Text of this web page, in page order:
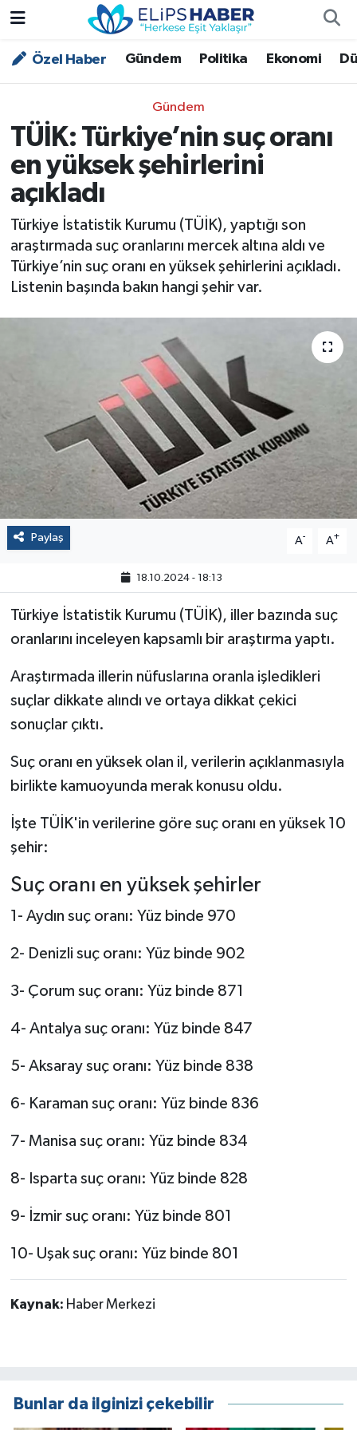
Özel Haber Gündem Politika Ekonomi
Gündem
TÜİK: Türkiye’nin suç oranı
en yüksek şehirlerini
açıkladı
Türkiye İstatistik Kurumu (TÜİK), yaptığı son
araştırmada suç oranlarını mercek altına aldı ve
Türkiye’nin suç oranı en yüksek şehirlerini açıkladı.
Listenin başında bakın hangi şehir var.
Paylaş A- A+
18.10.2024 - 18:13
Türkiye İstatistik Kurumu (TÜİK), iller bazında suç
oranlarını inceleyen kapsamlı bir araştırma yaptı.
Araştırmada illerin nüfuslarına oranla işledikleri
suçlar dikkate alındı ve ortaya dikkat çekici
sonuçlar çıktı.
Suç oranı en yüksek olan il, verilerin açıklanmasıyla
birlikte kamuoyunda merak konusu oldu.
İşte TÜİK'in verilerine göre suç oranı en yüksek 10
şehir:
Suç oranı en yüksek şehirler
1- Aydın suç oranı: Yüz binde 970
2- Denizli suç oranı: Yüz binde 902
3- Çorum suç oranı: Yüz binde 871
4- Antalya suç oranı: Yüz binde 847
5- Aksaray suç oranı: Yüz binde 838
6- Karaman suç oranı: Yüz binde 836
7- Manisa suç oranı: Yüz binde 834
8- Isparta suç oranı: Yüz binde 828
9- İzmir suç oranı: Yüz binde 801
10- Uşak suç oranı: Yüz binde 801
Kaynak: Haber Merkezi
Bunlar da ilginizi çekebilir
Özel Haber
Asayiş
Bilim - Teknoloji
Çevre - İklim
Dünya
Sağlık
Spor
Yaşam
Çalışma Hayatı
Kadın
Yurt
2024 Seçim Sonuçları
Nöbetçi Eczaneler
Trafik Durumu
Süper Lig Puan Durumu ve Fikstür
Tüm Manşetler
Son Dakika Haberleri